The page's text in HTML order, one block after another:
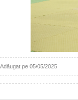
Adăugat pe 05/05/2025